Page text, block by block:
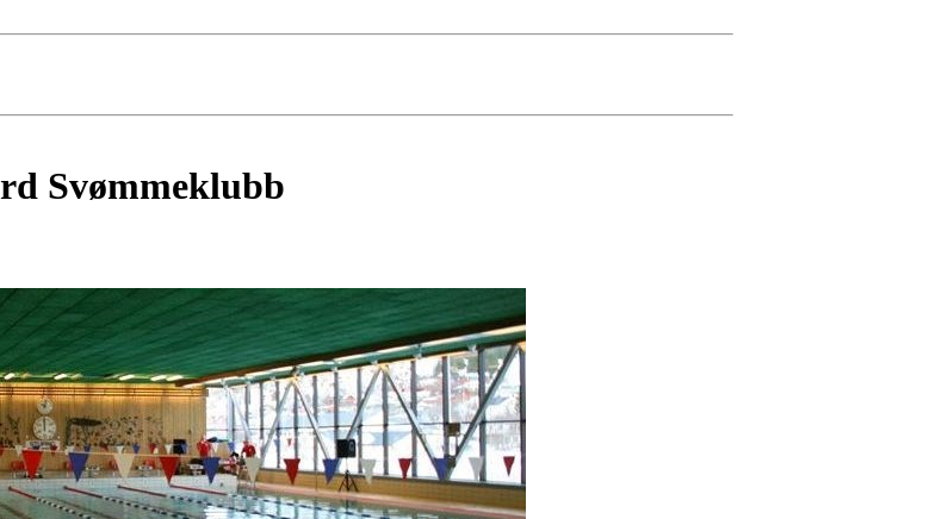
Svømmeklubb